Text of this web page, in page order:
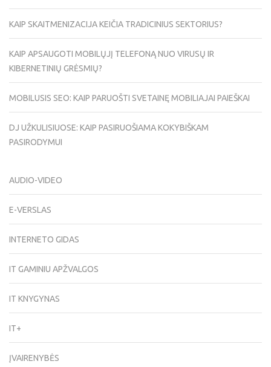
KAIP SKAITMENIZACIJA KEIČIA TRADICINIUS SEKTORIUS?
KAIP APSAUGOTI MOBILŲJĮ TELEFONĄ NUO VIRUSŲ IR
KIBERNETINIŲ GRĖSMIŲ?
MOBILUSIS SEO: KAIP PARUOŠTI SVETAINĘ MOBILIAJAI PAIEŠKAI
DJ UŽKULISIUOSE: KAIP PASIRUOŠIAMA KOKYBIŠKAM
PASIRODYMUI
AUDIO-VIDEO
E-VERSLAS
INTERNETO GIDAS
IT GAMINIU APŽVALGOS
IT KNYGYNAS
IT+
ĮVAIRENYBĖS